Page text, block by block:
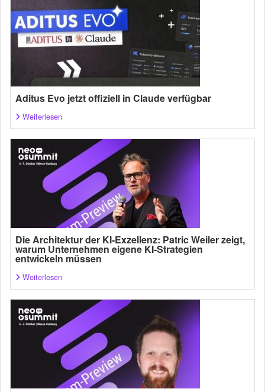
Aditus Evo jetzt offiziell in Claude verfügbar
Weiterlesen
Die Architektur der KI-Exzellenz: Patric Weiler zeigt,
warum Unternehmen eigene KI-Strategien
entwickeln müssen
Weiterlesen